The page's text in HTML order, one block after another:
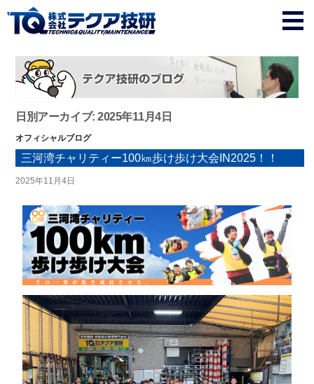
日別アーカイブ: 2025年11月4日
オフィシャルブログ
三河湾チャリティー100㎞歩け歩け大会IN2025！！
2025年11月4日